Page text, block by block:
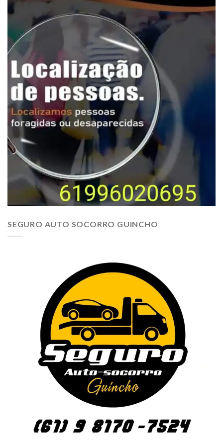
SEGURO AUTO SOCORRO GUINCHO